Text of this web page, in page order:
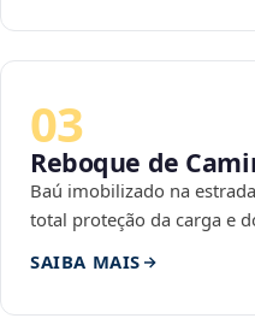
03
Reboque de
Baú imobilizado na
total proteção da carga e
SAIBA MAIS